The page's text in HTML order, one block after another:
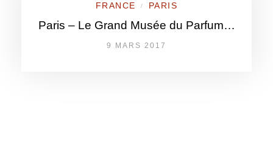
FRANCE / PARIS
Paris – Le Grand Musée du Parfum…
9 MARS 2017